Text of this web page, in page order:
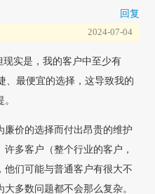
回复
2024-07-04
实是，我的客户中至少有
、最便宜的选择，这导致我的
廉价的选择而付出昂贵的维护
多客户（整个行业的客户，
他们可能与普通客户有很大不
多数问题都不会那么复杂。